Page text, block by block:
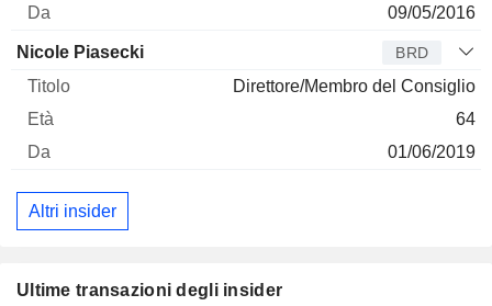
09/05/2016
Nicole Piasecki BRD
Direttore/Membro del Consiglio
64
01/06/2019
Altri insider
Ultime transazioni degli insider